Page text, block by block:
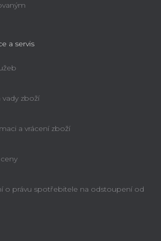
a servis
zboží
a vrácení zboží
o právu spotřebitele na odstoupení od